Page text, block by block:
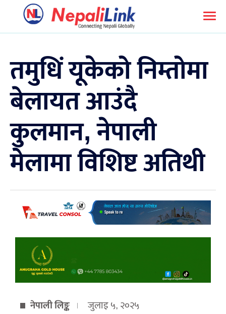
तमुधिं यूकेको निम्तोमा
बेलायत आउंदै
कुलमान, नेपाली
मेलामा विशिष्ट अतिथी
नेपाली लिङ्क जुलाइ ५, २०२५